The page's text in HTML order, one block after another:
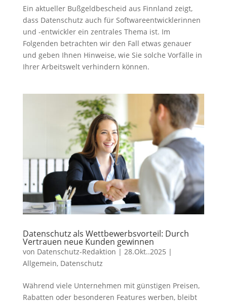
Ein aktueller Bußgeldbescheid aus Finnland zeigt,
dass Datenschutz auch für Softwareentwicklerinnen
und -entwickler ein zentrales Thema ist. Im
Folgenden betrachten wir den Fall etwas genauer
und geben Ihnen Hinweise, wie Sie solche Vorfälle in
Ihrer Arbeitswelt verhindern können.
Datenschutz als Wettbewerbsvorteil: Durch
Vertrauen neue Kunden gewinnen
von Datenschutz-Redaktion | 28.Okt..2025 |
Allgemein, Datenschutz
Während viele Unternehmen mit günstigen Preisen,
Rabatten oder besonderen Features werben, bleibt